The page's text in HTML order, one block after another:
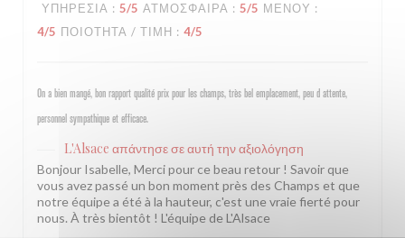
ΥΠΗΡΕΣΊΑ : 5/5 ΑΤΜΌΣΦΑΙΡΑ : 5/5 ΜΕΝΟΎ :
4/5 ΠΟΙΌΤΗΤΑ / ΤΙΜΉ : 4/5
On a bien mangé, bon rapport qualité prix pour les champs, très bel emplacement, peu d attente,
personnel sympathique et efficace.
L'Alsace απάντησε σε αυτή την αξιολόγηση
Bonjour Isabelle, Merci pour ce beau retour ! Savoir que
vous avez passé un bon moment près des Champs et que
notre équipe a été à la hauteur, c'est une vraie fierté pour
nous. À très bientôt ! L'équipe de L'Alsace